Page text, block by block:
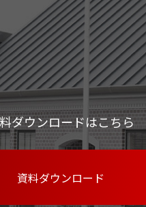
ダウンロードはこちら
資料ダウンロード